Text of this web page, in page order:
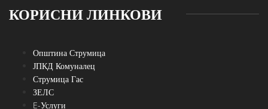
КОРИСНИ ЛИНКОВИ
Општина Струмица
ЈПКД Комуналец
Струмица Гас
ЗЕЛС
E-Услуги